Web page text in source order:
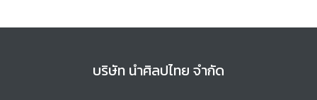
บริษัท นำศิลปไทย จำกัด